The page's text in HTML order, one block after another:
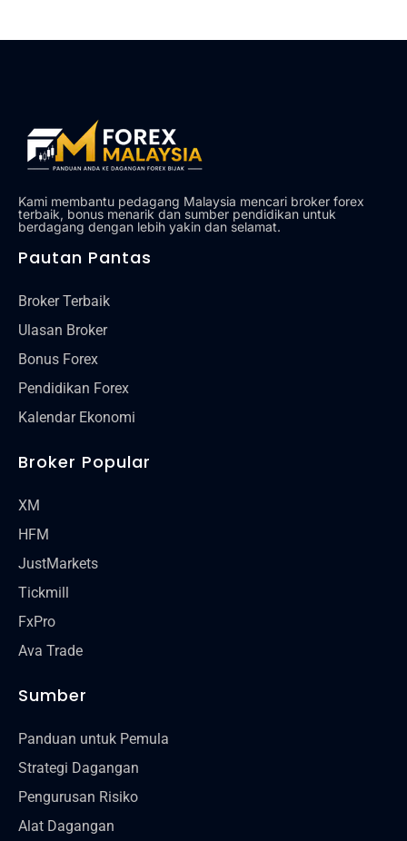
Hubungi Kami
Kami membantu pedagang Malaysia mencari broker forex
terbaik, bonus menarik dan sumber pendidikan untuk
berdagang dengan lebih yakin dan selamat.
Pautan Pantas
Broker Terbaik
Ulasan Broker
Bonus Forex
Pendidikan Forex
Kalendar Ekonomi
Broker Popular
XM
HFM
JustMarkets
Tickmill
FxPro
Ava Trade
Sumber
Panduan untuk Pemula
Strategi Dagangan
Pengurusan Risiko
Alat Dagangan